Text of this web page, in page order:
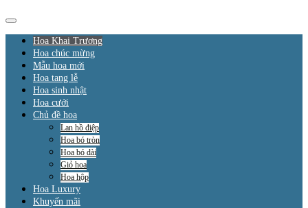
Hoa Khai Trương
Hoa chúc mừng
Mẫu hoa mới
Hoa tang lễ
Hoa sinh nhật
Hoa cưới
Chủ đề hoa
Lan hồ điệp
Hoa bó tròn
Hoa bó dài
Giỏ hoa
Hoa hộp
Hoa Luxury
Khuyến mãi